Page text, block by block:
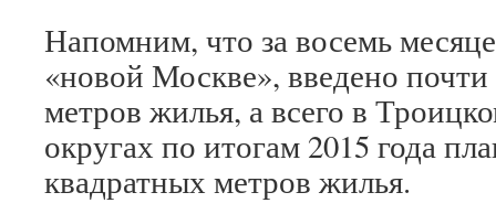
Напомним, что за восемь
«новой Москве», введено
метров жилья, а всего в
округах по итогам 2015 года
квадратных метров жилья.